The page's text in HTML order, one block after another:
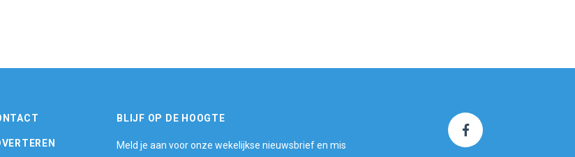
BLIJF OP DE HOOGTE
Meld je aan voor onze wekelijkse nieuwsbrief en mis